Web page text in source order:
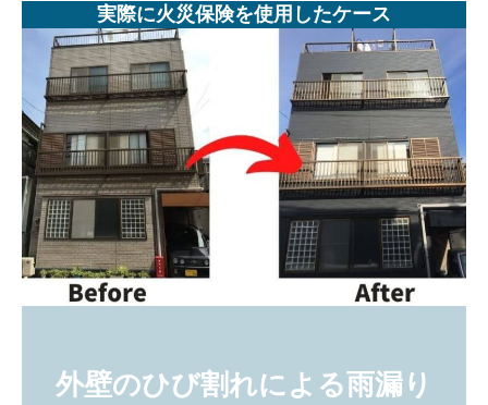
実際に火災保険を使用したケース
外壁のひび割れによる雨漏り